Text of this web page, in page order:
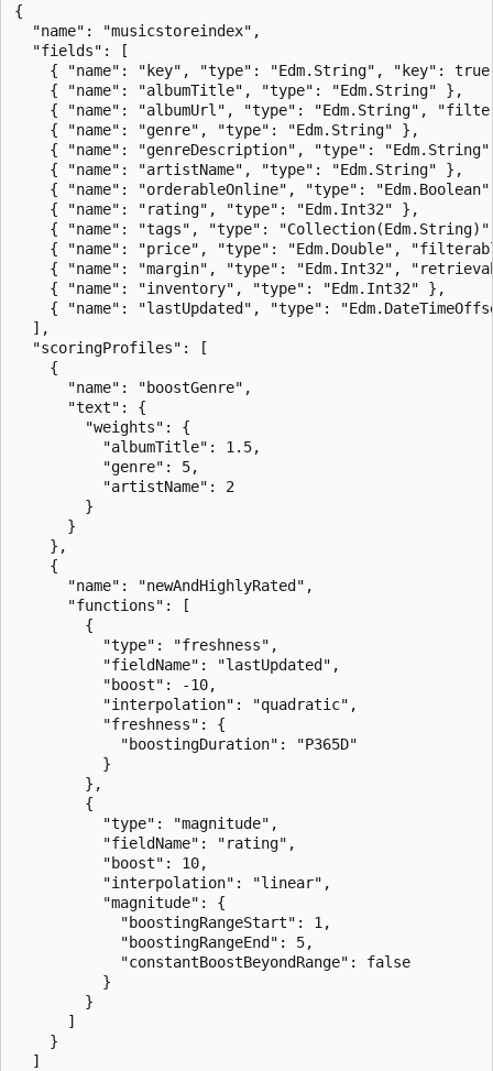
{
  "name": "musicstoreindex",
  "fields": [
{ "name": "key", "type": "Edm.String", "key":
    { "name": "albumTitle", "type": "Edm.String" },
{ "name": "albumUrl", "type": "Edm.String",
    { "name": "genre", "type": "Edm.String" },
{ "name": "genreDescription", "type":
    { "name": "artistName", "type": "Edm.String" },
{ "name": "orderableOnline", "type":
    { "name": "rating", "type": "Edm.Int32" },
{ "name": "tags", "type":
{ "name": "price", "type": "Edm.Double",
{ "name": "margin", "type": "Edm.Int32",
    { "name": "inventory", "type": "Edm.Int32" },
{ "name": "lastUpdated", "type":
  ],
  "scoringProfiles": [
    {
      "name": "boostGenre",
      "text": {
        "weights": {
          "albumTitle": 1.5,
          "genre": 5,
          "artistName": 2
        }
      }
    },
    {
      "name": "newAndHighlyRated",
      "functions": [
        {
          "type": "freshness",
          "fieldName": "lastUpdated",
          "boost": -10,
          "interpolation": "quadratic",
          "freshness": {
            "boostingDuration": "P365D"
          }
        },
        {
          "type": "magnitude",
          "fieldName": "rating",
          "boost": 10,
          "interpolation": "linear",
          "magnitude": {
            "boostingRangeStart": 1,
            "boostingRangeEnd": 5,
            "constantBoostBeyondRange": false
          }
        }
      ]
    }
  ]